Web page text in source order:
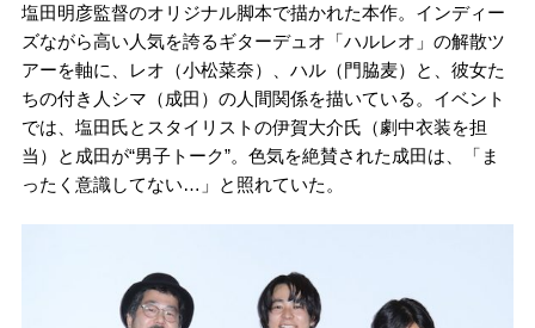
塩田明彦監督のオリジナル脚本で描かれた本作。インディー
ズながら高い人気を誇るギターデュオ「ハルレオ」の解散ツ
アーを軸に、レオ（小松菜奈）、ハル（門脇麦）と、彼女た
ちの付き人シマ（成田）の人間関係を描いている。イベント
では、塩田氏とスタイリストの伊賀大介氏（劇中衣装を担
当）と成田が“男子トーク”。色気を絶賛された成田は、「ま
ったく意識してない…」と照れていた。